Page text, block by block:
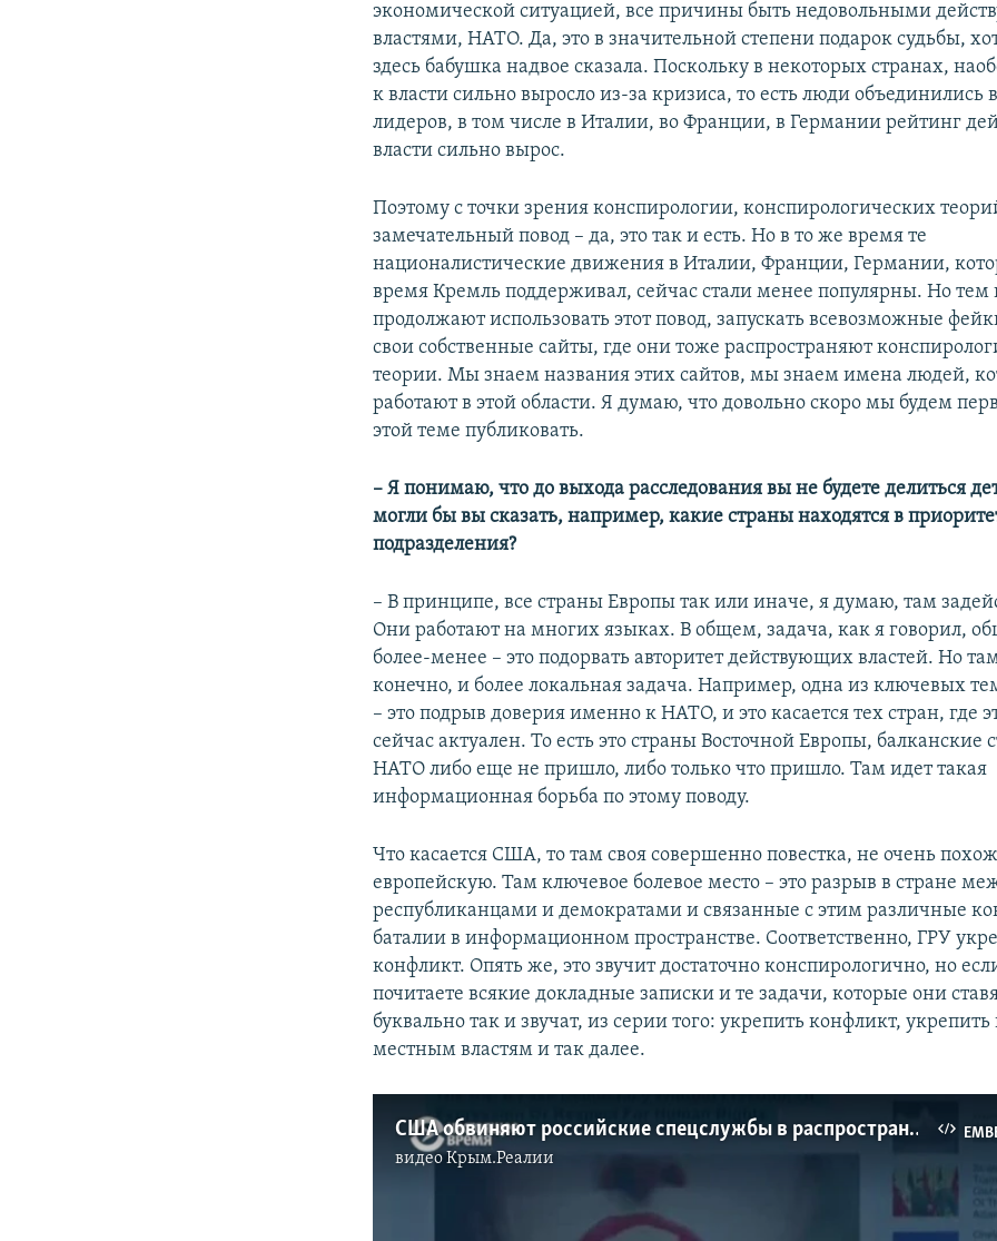
экономической ситуацией, все причины быть недовольными
властями, НАТО. Да, это в значительной степени подарок судьбы,
здесь бабушка надвое сказала. Поскольку в некоторых странах,
к власти сильно выросло из-за кризиса, то есть люди объединились
лидеров, в том числе в Италии, во Франции, в Германии рейтинг
власти сильно вырос.
Поэтому с точки зрения конспирологии, конспирологических
замечательный повод – да, это так и есть. Но в то же время те
националистические движения в Италии, Франции, Германии,
время Кремль поддерживал, сейчас стали менее популярны. Но
продолжают использовать этот повод, запускать всевозможные
свои собственные сайты, где они тоже распространяют
теории. Мы знаем названия этих сайтов, мы знаем имена людей,
работают в этой области. Я думаю, что довольно скоро мы будем
этой теме публиковать.
– Я понимаю, что до выхода расследования вы не будете делиться
могли бы вы сказать, например, какие страны находятся в
подразделения?
– В принципе, все страны Европы так или иначе, я думаю, там
Они работают на многих языках. В общем, задача, как я говорил,
более-менее – это подорвать авторитет действующих властей. Но
конечно, и более локальная задача. Например, одна из ключевых
– это подрыв доверия именно к НАТО, и это касается тех стран, где
сейчас актуален. То есть это страны Восточной Европы, балканские
НАТО либо еще не пришло, либо только что пришло. Там идет такая
информационная борьба по этому поводу.
Что касается США, то там своя совершенно повестка, не очень
европейскую. Там ключевое болевое место – это разрыв в стране
республиканцами и демократами и связанные с этим различные
баталии в информационном пространстве. Соответственно, ГРУ
конфликт. Опять же, это звучит достаточно конспирологично, но
почитаете всякие докладные записки и те задачи, которые они
буквально так и звучат, из серии того: укрепить конфликт,
местным властям и так далее.
США обвиняют российские спецслужбы в распространении дезинформации о коронавирусе
видеоКрым.Реалии